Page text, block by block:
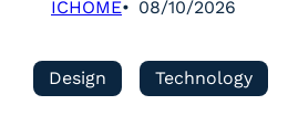
ICHOME 08/10/2026
Design Technology